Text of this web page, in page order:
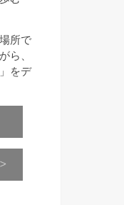
所で
ら、
をデ